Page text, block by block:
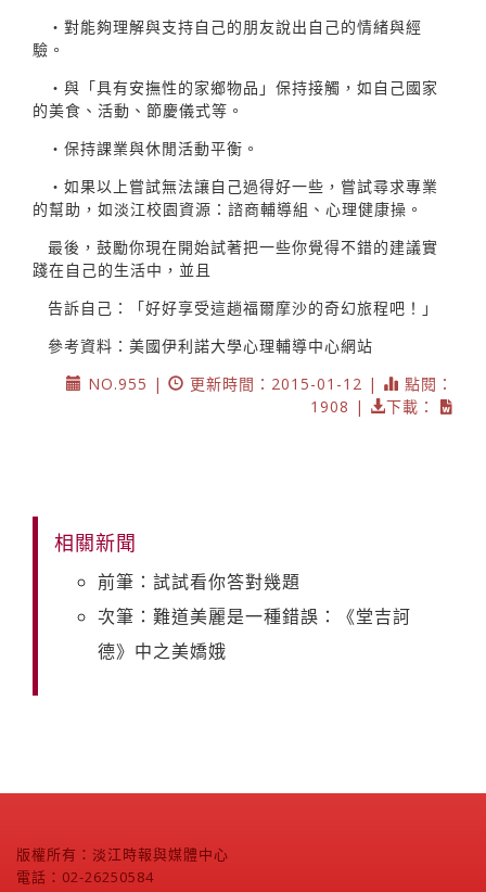
‧對能夠理解與支持自己的朋友說出自己的情緒與經
驗。
‧與「具有安撫性的家鄉物品」保持接觸，如自己國家
的美食、活動、節慶儀式等。
‧保持課業與休閒活動平衡。
‧如果以上嘗試無法讓自己過得好一些，嘗試尋求專業
的幫助，如淡江校園資源：諮商輔導組、心理健康操。
最後，鼓勵你現在開始試著把一些你覺得不錯的建議實
踐在自己的生活中，並且
告訴自己：「好好享受這趟福爾摩沙的奇幻旅程吧！」
參考資料：美國伊利諾大學心理輔導中心網站
NO.955 |
更新時間：2015-01-12 |
點閱：
1908 |
下載：
相關新聞
前筆：試試看你答對幾題
次筆：難道美麗是一種錯誤：《堂吉訶
德》中之美嬌娥
版權所有：淡江時報與媒體中心
電話：02-26250584